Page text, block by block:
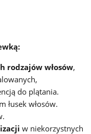
rodzajów włosów,
do plątania.
łusek włosów.
w niekorzystnych